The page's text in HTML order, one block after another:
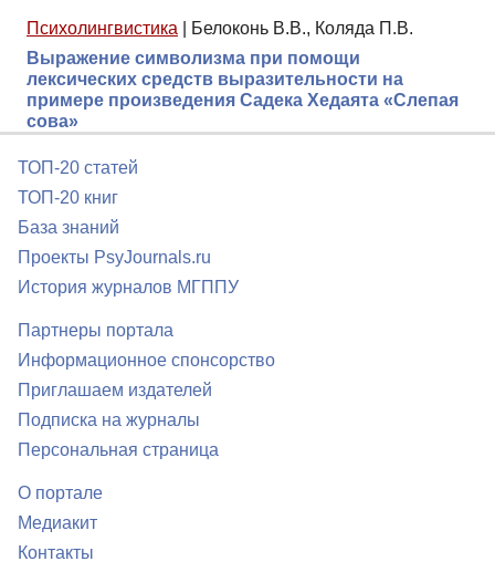
Психолингвистика
Белоконь В.В., Коляда П.В.
Выражение символизма при помощи
лексических средств выразительности на
примере произведения Садека Хедаята «Слепая
сова»
ТОП-20 статей
ТОП-20 книг
База знаний
Проекты PsyJournals.ru
История журналов МГППУ
Партнеры портала
Информационное спонсорство
Приглашаем издателей
Подписка на журналы
Персональная страница
О портале
Медиакит
Контакты